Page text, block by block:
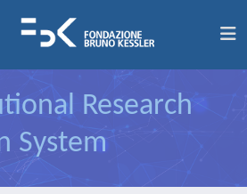
Research
System